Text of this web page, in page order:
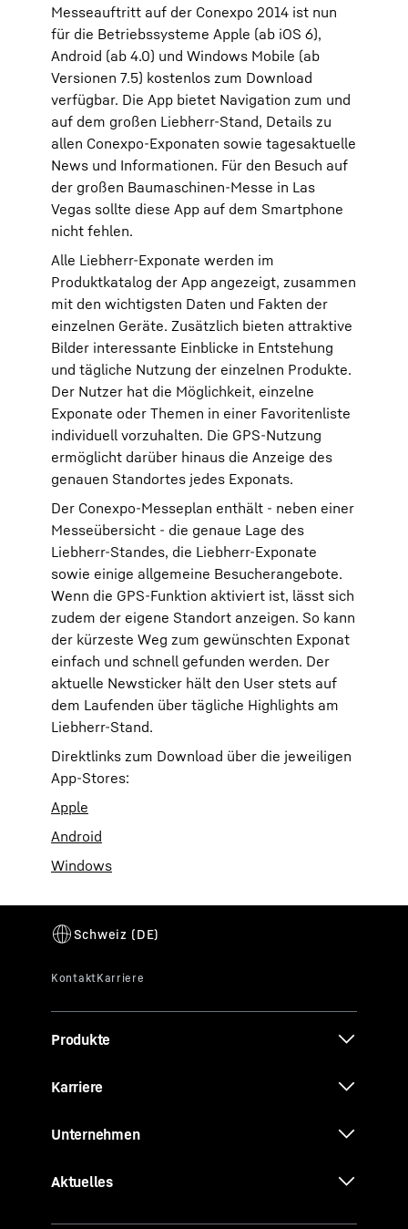
Messeauftritt auf der Conexpo 2014 ist nun
für die Betriebssysteme Apple (ab iOS 6),
Android (ab 4.0) und Windows Mobile (ab
Versionen 7.5) kostenlos zum Download
verfügbar. Die App bietet Navigation zum und
auf dem großen Liebherr-Stand, Details zu
allen Conexpo-Exponaten sowie tagesaktuelle
News und Informationen. Für den Besuch auf
der großen Baumaschinen-Messe in Las
Vegas sollte diese App auf dem Smartphone
nicht fehlen.
Alle Liebherr-Exponate werden im
Produktkatalog der App angezeigt, zusammen
mit den wichtigsten Daten und Fakten der
einzelnen Geräte. Zusätzlich bieten attraktive
Bilder interessante Einblicke in Entstehung
und tägliche Nutzung der einzelnen Produkte.
Der Nutzer hat die Möglichkeit, einzelne
Exponate oder Themen in einer Favoritenliste
individuell vorzuhalten. Die GPS-Nutzung
ermöglicht darüber hinaus die Anzeige des
genauen Standortes jedes Exponats.
Der Conexpo-Messeplan enthält - neben einer
Messeübersicht - die genaue Lage des
Liebherr-Standes, die Liebherr-Exponate
sowie einige allgemeine Besucherangebote.
Wenn die GPS-Funktion aktiviert ist, lässt sich
zudem der eigene Standort anzeigen. So kann
der kürzeste Weg zum gewünschten Exponat
einfach und schnell gefunden werden. Der
aktuelle Newsticker hält den User stets auf
dem Laufenden über tägliche Highlights am
Liebherr-Stand.
Direktlinks zum Download über die jeweiligen
App-Stores:
Apple
Android
Windows
Produkte
Karriere
Unternehmen
Aktuelles